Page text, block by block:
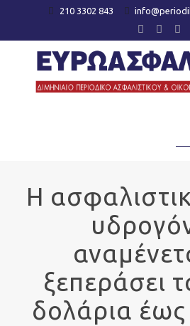
210 3302 843
Η
ξεπεράσει
δολάρια